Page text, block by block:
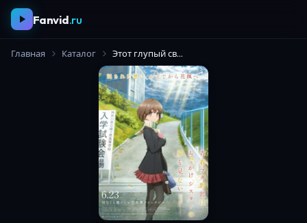
Fanvid.ru
Главная Каталог Этот глупый свин не понимает мечту сестры на прогулке